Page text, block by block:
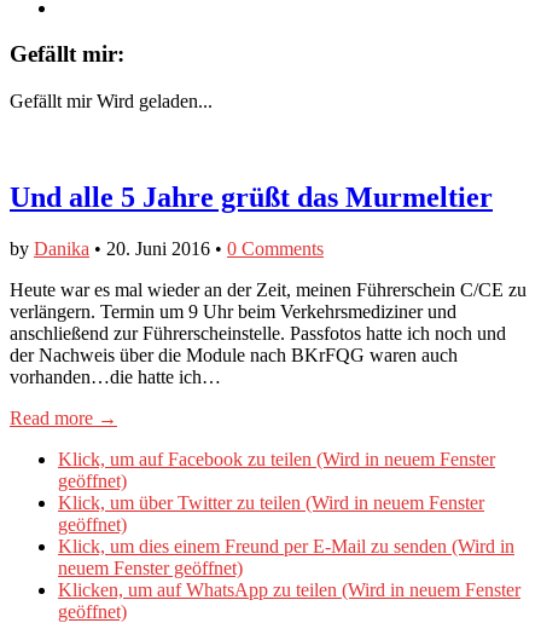
Gefällt mir:
Gefällt mir Wird geladen...
Und alle 5 Jahre grüßt das Murmeltier
by Danika • 20. Juni 2016 • 0 Comments
Heute war es mal wieder an der Zeit, meinen Führerschein C/CE zu
verlängern. Termin um 9 Uhr beim Verkehrsmediziner und
anschließend zur Führerscheinstelle. Passfotos hatte ich noch und
der Nachweis über die Module nach BKrFQG waren auch
vorhanden…die hatte ich…
Read more →
Klick, um auf Facebook zu teilen (Wird in neuem Fenster
geöffnet)
Klick, um über Twitter zu teilen (Wird in neuem Fenster
geöffnet)
Klick, um dies einem Freund per E-Mail zu senden (Wird in
neuem Fenster geöffnet)
Klicken, um auf WhatsApp zu teilen (Wird in neuem Fenster
geöffnet)